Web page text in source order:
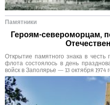
Памятники
Героям-североморцам,
Открытие памятного знака в честь
флота состоялось в день
войск в Заполярье — 13 октября 1974